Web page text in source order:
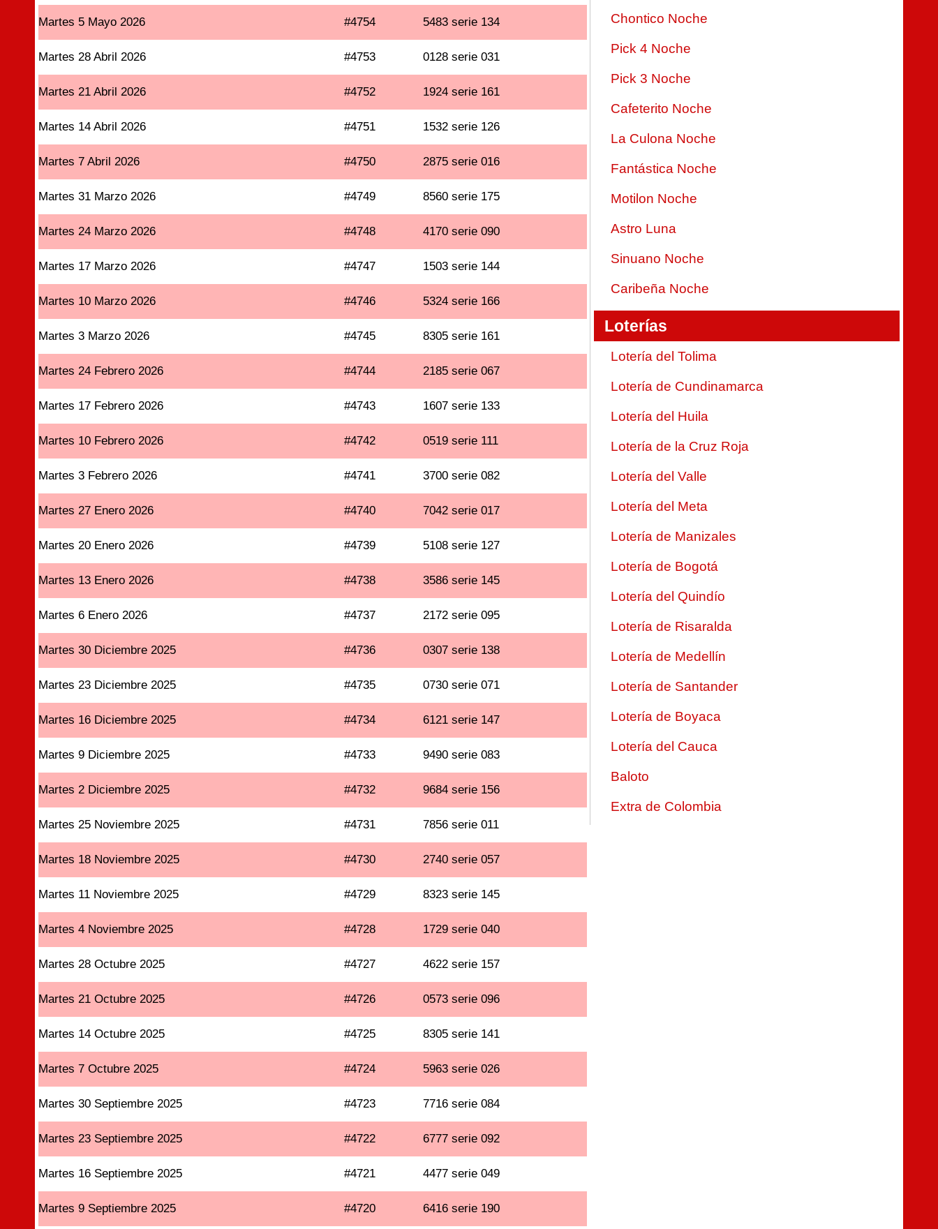
Martes 5 Mayo 2026 #4754 5483 serie 134
Martes 28 Abril 2026 #4753 0128 serie 031
Martes 21 Abril 2026 #4752 1924 serie 161
Martes 14 Abril 2026 #4751 1532 serie 126
Martes 7 Abril 2026 #4750 2875 serie 016
Martes 31 Marzo 2026 #4749 8560 serie 175
Martes 24 Marzo 2026 #4748 4170 serie 090
Martes 17 Marzo 2026 #4747 1503 serie 144
Martes 10 Marzo 2026 #4746 5324 serie 166
Martes 3 Marzo 2026 #4745 8305 serie 161
Martes 24 Febrero 2026 #4744 2185 serie 067
Martes 17 Febrero 2026 #4743 1607 serie 133
Martes 10 Febrero 2026 #4742 0519 serie 111
Martes 3 Febrero 2026 #4741 3700 serie 082
Martes 27 Enero 2026 #4740 7042 serie 017
Martes 20 Enero 2026 #4739 5108 serie 127
Martes 13 Enero 2026 #4738 3586 serie 145
Martes 6 Enero 2026 #4737 2172 serie 095
Martes 30 Diciembre 2025 #4736 0307 serie 138
Martes 23 Diciembre 2025 #4735 0730 serie 071
Martes 16 Diciembre 2025 #4734 6121 serie 147
Martes 9 Diciembre 2025 #4733 9490 serie 083
Martes 2 Diciembre 2025 #4732 9684 serie 156
Martes 25 Noviembre 2025 #4731 7856 serie 011
Martes 18 Noviembre 2025 #4730 2740 serie 057
Martes 11 Noviembre 2025 #4729 8323 serie 145
Martes 4 Noviembre 2025 #4728 1729 serie 040
Martes 28 Octubre 2025 #4727 4622 serie 157
Martes 21 Octubre 2025 #4726 0573 serie 096
Martes 14 Octubre 2025 #4725 8305 serie 141
Martes 7 Octubre 2025 #4724 5963 serie 026
Martes 30 Septiembre 2025 #4723 7716 serie 084
Martes 23 Septiembre 2025 #4722 6777 serie 092
Martes 16 Septiembre 2025 #4721 4477 serie 049
Martes 9 Septiembre 2025 #4720 6416 serie 190
Chontico Noche
Pick 4 Noche
Pick 3 Noche
Cafeterito Noche
La Culona Noche
Fantástica Noche
Motilon Noche
Astro Luna
Sinuano Noche
Caribeña Noche
Loterías
Lotería del Tolima
Lotería de Cundinamarca
Lotería del Huila
Lotería de la Cruz Roja
Lotería del Valle
Lotería del Meta
Lotería de Manizales
Lotería de Bogotá
Lotería del Quindío
Lotería de Risaralda
Lotería de Medellín
Lotería de Santander
Lotería de Boyaca
Lotería del Cauca
Baloto
Extra de Colombia